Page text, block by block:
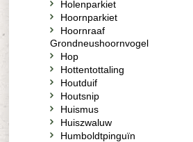
Holenparkiet
Hoornparkiet
Hoornraaf
Grondneushoornvogel
Hop
Hottentottaling
Houtduif
Houtsnip
Huismus
Huiszwaluw
Humboldtpinguïn